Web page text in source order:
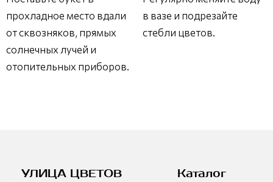
прохладное место вдали
от сквозняков, прямых
солнечных лучей и
отопительных приборов.
в вазе и подрезайте
стебли цветов.
УЛИЦА ЦВЕТОВ
Каталог